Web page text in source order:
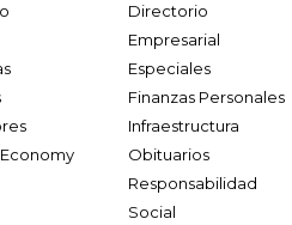
Directorio
Empresarial
Especiales
Finanzas Personales
Infraestructura
Obituarios
Responsabilidad
Social